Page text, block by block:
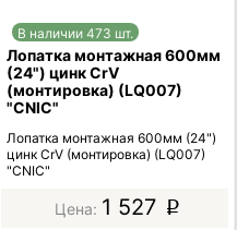
В наличии 473 шт.
Лопатка монтажная 600мм
(24") цинк CrV
(монтировка) (LQ007)
"CNIC"
Лопатка монтажная 600мм (24")
цинк CrV (монтировка) (LQ007)
"CNIC"
1 527 p